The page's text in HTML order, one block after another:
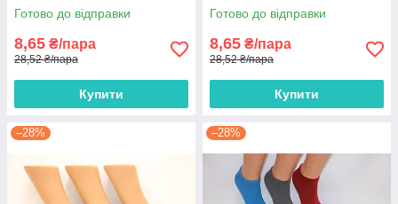
Готово до відправки
8,65 ₴/пара
28,52 ₴/пара
Купити
Готово до відправки
8,65 ₴/пара
28,52 ₴/пара
Купити
–28% –28%